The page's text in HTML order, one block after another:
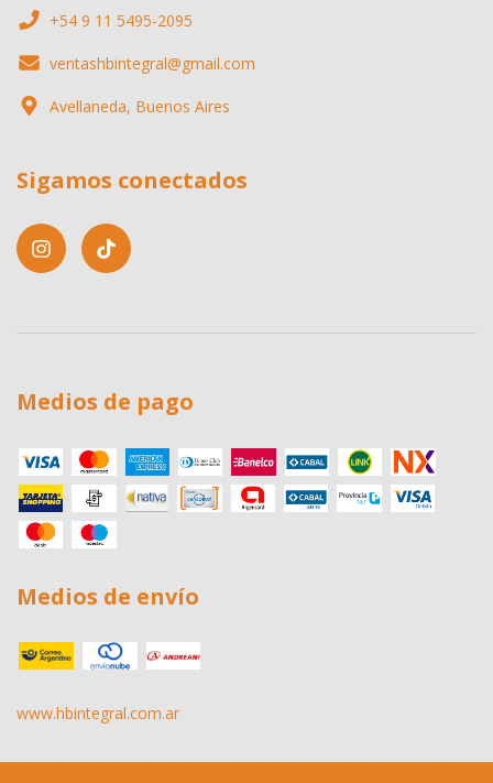
+54 9 11 5495-2095
ventashbintegral@gmail.com
Avellaneda, Buenos Aires
Sigamos conectados
Medios de pago
Medios de envío
www.hbintegral.com.ar